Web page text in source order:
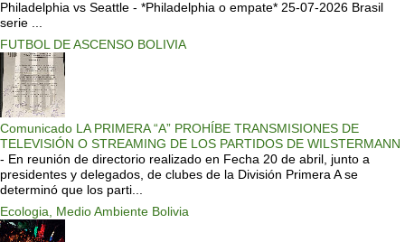
Philadelphia vs Seattle - *Philadelphia o empate* 25-07-2026 Brasil
serie ...
FUTBOL DE ASCENSO BOLIVIA
Comunicado LA PRIMERA “A” PROHÍBE TRANSMISIONES DE
TELEVISIÓN O STREAMING DE LOS PARTIDOS DE WILSTERMANN
- En reunión de directorio realizado en Fecha 20 de abril, junto a
presidentes y delegados, de clubes de la División Primera A se
determinó que los parti...
Ecologia, Medio Ambiente Bolivia